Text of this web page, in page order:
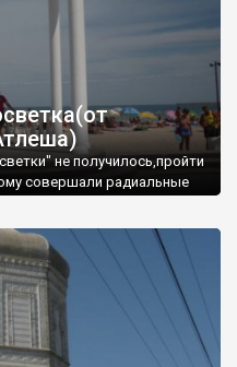
не получилось,пройти
совершали радиальные